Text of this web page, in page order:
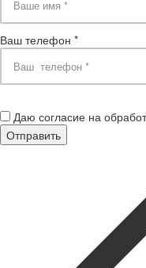
Ваш телефон *
Даю согласие на